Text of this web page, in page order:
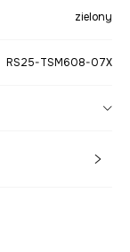
zielony
RS25-TSM608-07X